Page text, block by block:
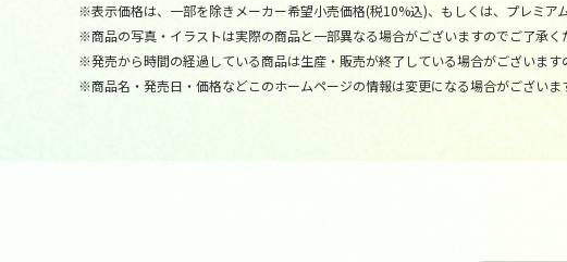
※表示価格は、一部を除きメーカー希望小売価格(税10%込)、もしくは、プレミア
※商品の写真・イラストは実際の商品と一部異なる場合がございますのでご了承く
※発売から時間の経過している商品は生産・販売が終了している場合がございます
※商品名・発売日・価格などこのホームページの情報は変更になる場合がございま